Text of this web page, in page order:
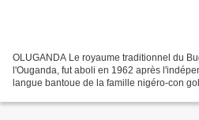
OLUGANDA Le royaume traditionnel du
l'Ouganda, fut aboli en 1962 après
langue bantoue de la famille nigéro-con